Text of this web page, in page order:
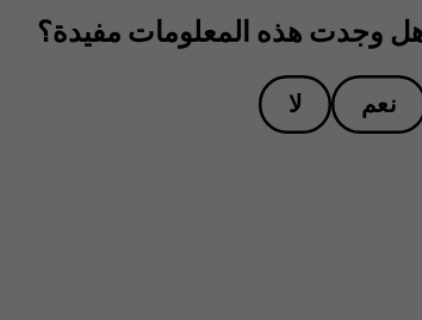
وجدت هذه المعلومات مفيدة؟
نعم لا